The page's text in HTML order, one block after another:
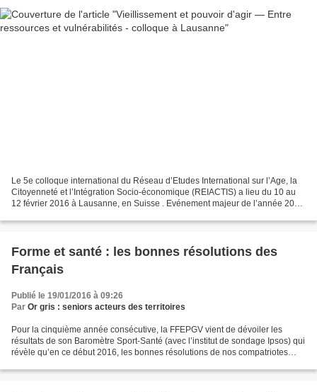
Le 5e colloque international du Réseau d’Etudes International sur l’Age, la
Citoyenneté et l’Intégration Socio-économique (REIACTIS) a lieu du 10 au
12 février 2016 à Lausanne, en Suisse . Evénement majeur de l’année 2016
Forme et santé : les bonnes résolutions des
Français
Publié le 19/01/2016 à 09:26
Par Or gris : seniors acteurs des territoires
Pour la cinquième année consécutive, la FFEPGV vient de dévoiler les
résultats de son Baromètre Sport-Santé (avec l’institut de sondage Ipsos) qui
révèle qu’en ce début 2016, les bonnes résolutions de nos compatriotes